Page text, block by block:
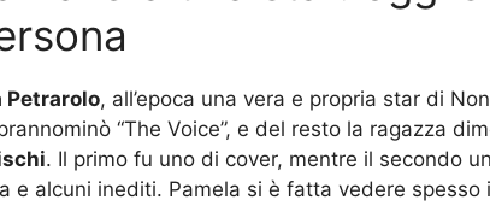
Petrarolo, all’epoca una vera e propria star di
“The Voice”, e del resto la ragazza
. Il primo fu uno di cover, mentre il secondo
e alcuni inediti. Pamela si è fatta vedere spesso